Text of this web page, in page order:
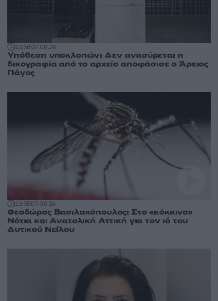
13:5807.08.26
Υπόθεση υποκλοπών: Δεν ανασύρεται η
δικογραφία από το αρχείο αποφάσισε ο Άρειος
Πάγος
13:5507.08.26
Θεοδώρος Βασιλακόπουλος: Στο «κόκκινο»
Νότια και Ανατολική Αττική για τον ιό του
Δυτικού Νείλου